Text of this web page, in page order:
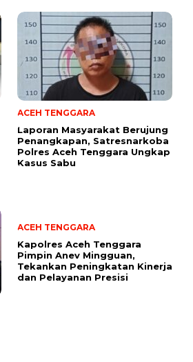
ACEH TENGGARA
Laporan Masyarakat Berujung
Penangkapan, Satresnarkoba
Polres Aceh Tenggara Ungkap
Kasus Sabu
ACEH TENGGARA
Kapolres Aceh Tenggara
Pimpin Anev Mingguan,
Tekankan Peningkatan Kinerja
dan Pelayanan Presisi